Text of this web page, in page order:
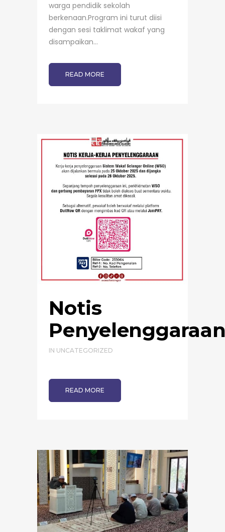
warga pendidik sekolah
berkenaan.Program ini turut diisi
dengan sesi taklimat wakaf yang
disampaikan...
READ MORE
Notis
IN UNCATEGORIZED
READ MORE